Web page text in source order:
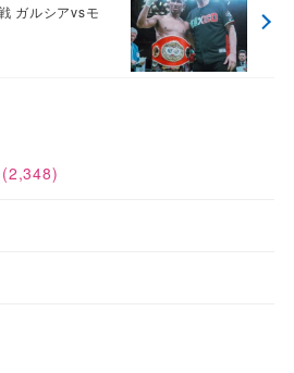
ガルシアvsモ
(2,348)